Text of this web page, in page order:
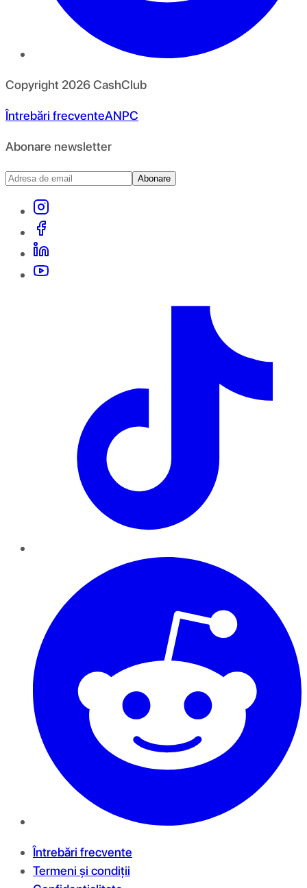
Copyright 2026CashClub
Întrebări frecventeANPC
Abonare newsletter
Abonare
Întrebări frecvente
Termeni și condiții